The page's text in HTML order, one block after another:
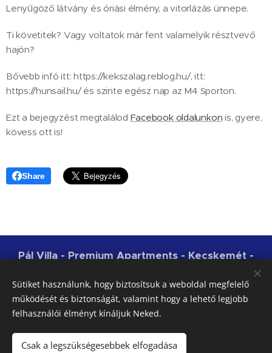
Lenyűgöző látvány és óriási élmény, a vitorlázás ünnepe.
Ti követitek? Vagy voltatok már fent valamelyik résztvevő
hajón?
Bővebb infó itt: https://kekszalag.reblog.hu/, itt:
https://hunsail.hu/ és szinte egész nap az M4 Sporton.
Ezt a bejegyzést megtalálod Facebook oldalunkon is, gyere,
kövess ott is!
Share
Pál Villa - Premium Apartments - Kecskemét -
Az adatkezelési elveinket, az általános szerződési
feltételeinket és a házirendünket az Irányelveink
Sütik
Sütiket használunk, hogy biztosítsuk a weboldal megfelelő
működését és biztonságát, valamint hogy a lehető legjobb
felhasználói élményt kínáljuk Neked.
Csak a legszükségesebbek elfogadása